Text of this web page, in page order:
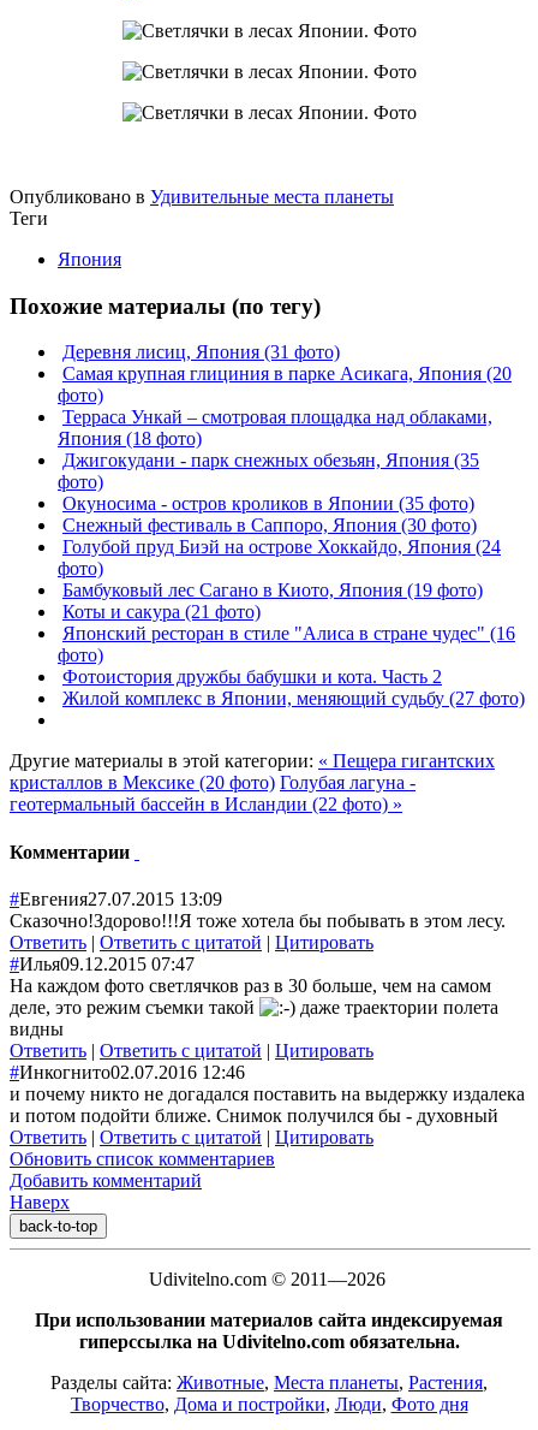
Опубликовано в Удивительные места планеты
Теги
Япония
Похожие материалы (по тегу)
Деревня лисиц, Япония (31 фото)
Самая крупная глициния в парке Асикага, Япония (20
фото)
Терраса Ункай – смотровая площадка над облаками,
Япония (18 фото)
Джигокудани - парк снежных обезьян, Япония (35
фото)
Окуносима - остров кроликов в Японии (35 фото)
Снежный фестиваль в Саппоро, Япония (30 фото)
Голубой пруд Биэй на острове Хоккайдо, Япония (24
фото)
Бамбуковый лес Сагано в Киото, Япония (19 фото)
Коты и сакура (21 фото)
Японский ресторан в стиле "Алиса в стране чудес" (16
фото)
Фотоистория дружбы бабушки и кота. Часть 2
Жилой комплекс в Японии, меняющий судьбу (27 фото)
Другие материалы в этой категории: « Пещера гигантских
кристаллов в Мексике (20 фото) Голубая лагуна -
геотермальный бассейн в Исландии (22 фото) »
Комментарии
#Евгения27.07.2015 13:09
Сказочно!Здорово!!!Я тоже хотела бы побывать в этом лесу.
Ответить | Ответить с цитатой | Цитировать
#Илья09.12.2015 07:47
На каждом фото светлячков раз в 30 больше, чем на самом
деле, это режим съемки такой
даже траектории полета
видны
Ответить | Ответить с цитатой | Цитировать
#Инкогнито02.07.2016 12:46
и почему никто не догадался поставить на выдержку издалека
и потом подойти ближе. Снимок получился бы - духовный
Ответить | Ответить с цитатой | Цитировать
Обновить список комментариев
Добавить комментарий
Наверх
back-to-top
Udivitelno.com © 2011—2026
При использовании материалов сайта индексируемая
гиперссылка на Udivitelno.com обязательна.
Разделы сайта: Животные, Места планеты, Растения,
Творчество, Дома и постройки, Люди, Фото дня